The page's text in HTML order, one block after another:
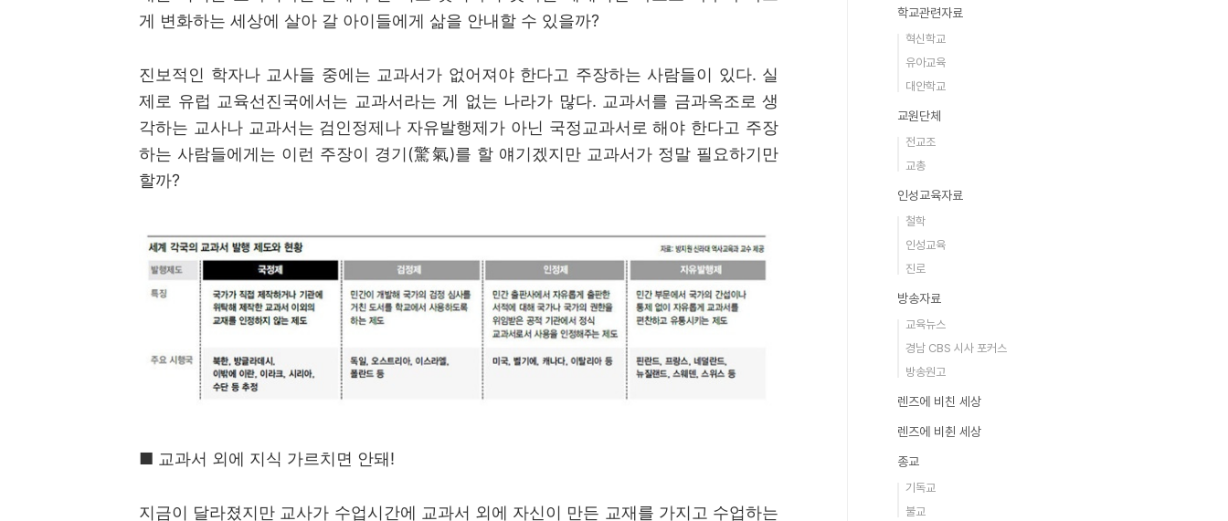
게 변화하는 세상에 살아 갈 아이들에게 삶을 안내할 수 있을까?
진보적인 학자나 교사들 중에는 교과서가 없어져야 한다고 주장하는 사람들이 있다. 실
제로 유럽 교육선진국에서는 교과서라는 게 없는 나라가 많다. 교과서를 금과옥조로 생
각하는 교사나 교과서는 검인정제나 자유발행제가 아닌 국정교과서로 해야 한다고 주장
하는 사람들에게는 이런 주장이 경기 (驚氣)를 할 얘기겠지만 교과서가 정말 필요하기만
할까?
■ 교과서 외에 지식 가르치면 안돼!
지금이 달라졌지만 교사가 수업시간에 교과서 외에 자신이 만든 교재를 가지고 수업하는
학교관련자료
혁신학교
유아교육
대안학교
교원단체
전교조
교총
인성교육자료
철학
인성교육
진로
방송자료
교육뉴스
경남 CBS 시사 포커스
방송원고
렌즈에 비친 세상
렌즈에 비췬 세상
종교
기독교
불교